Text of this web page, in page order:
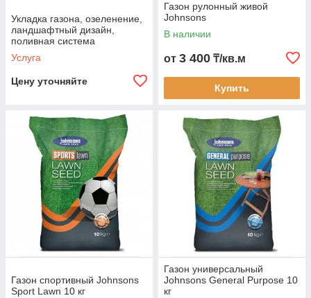
Укладка газона, озеленение,
ландшафтный дизайн,
поливная система
Услуга
Цену уточняйте
Газон рулонный живой
Johnsons
В наличии
от 3 400 ₸/кв.м
Купить
Газон спортивный Johnsons
Sport Lawn 10 кг
Газон универсальный
Johnsons General Purpose 10
кг